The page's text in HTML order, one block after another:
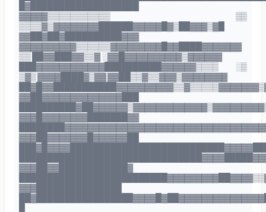
█▓███████████████████
▓▓▓▓▓▒▒▒▒▒▒▒▒▒▒▒ ▒▒
▒▒▒▒▓▒▓▓▓▓▓▓▓▓██████▓▓▓▓▓█▓▒██▓▓▓▒▓█
▓▓██▓██▓██████████▓▓▓
▓▓▓▓▓▓▓▓▓▓▒▒▒▒▒▒▓▓▓▓▓▓▓▓▓█▓▓████▓▓▓▓▓▓▓
▒▒ ██▓▓███▓▓▒▒▓ ░▓▓█▓▓▓▓▓▓▓▓▓▓▒▓▓▓▓▓▓
███▓▓▓▓▓▓▓▓▓▓▓▓██████████▓▓▓▓▓▓▒▒▒▒ ░▒
▒▓▒ ▓▓▓▓████▓▒▓▓ ▓▓██▒▒▓▒▒▓▓▓▒▓▓▓▓▓▓▓▓
▓▓██▓▓▓▓▓▓▓▓▓▓▓▓▓▓███
▓▓▓█▓▓▓▓▓▓▓▓███████▓▓
▓▓▓██▓▓▓▓▓▓▓█▓▓▓▓▓▓██
▓▓▓██▓▓████████████▓
▓▓▓███████████████